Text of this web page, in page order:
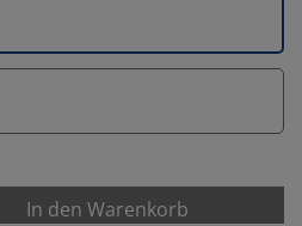
In den Warenkorb